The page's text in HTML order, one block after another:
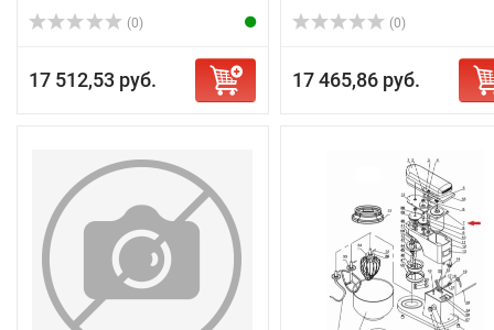
(0)
17 512,53 руб.
(0)
17 465,86 руб.